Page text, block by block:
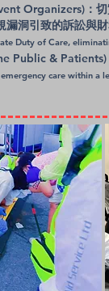
Organizers)：
漏洞引致的訴訟與
Duty of Care,
Public &
care within